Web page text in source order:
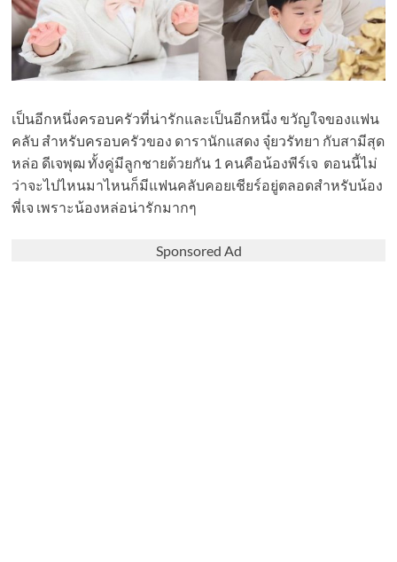
เป็นอีกหนึ่งครอบครัวที่น่ารักและเป็นอีกหนึ่ง ขวัญใจของแฟน
คลับ สำหรับครอบครัวของ ดารานักแสดง จุ๋ยวรัทยา กับสามีสุด
หล่อ ดีเจพุฒ ทั้งคู่มีลูกชายด้วยกัน 1 คนคือน้องพีร์เจ ตอนนี้ไม่
ว่าจะไปไหนมาไหนก็มีแฟนคลับคอยเชียร์อยู่ตลอดสำหรับน้อง
พี่เจ เพราะน้องหล่อน่ารักมากๆ
Sponsored Ad